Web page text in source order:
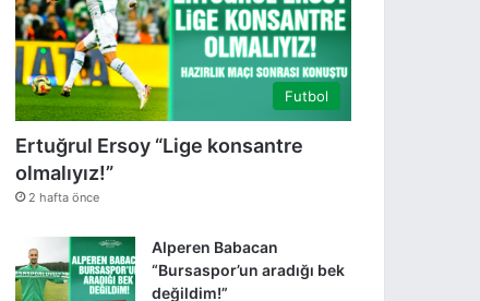
Futbol
Ertuğrul Ersoy “Lige konsantre
olmalıyız!”
2 hafta önce
Alperen Babacan
“Bursaspor’un aradığı bek
değildim!”